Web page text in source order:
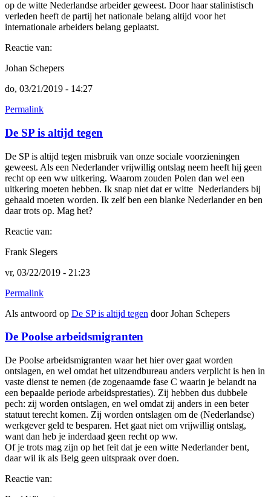
op de witte Nederlandse arbeider geweest. Door haar stalinistisch
verleden heeft de partij het nationale belang altijd voor het
internationale arbeiders belang geplaatst.
Reactie van:
Johan Schepers
do, 03/21/2019 - 14:27
Permalink
De SP is altijd tegen
De SP is altijd tegen misbruik van onze sociale voorzieningen
geweest. Als een Nederlander vrijwillig ontslag neem heeft hij geen
recht op een ww uitkering. Waarom zouden Polen dan wel een
uitkering moeten hebben. Ik snap niet dat er witte Nederlanders bij
gehaald moeten worden. Ik zelf ben een blanke Nederlander en ben
daar trots op. Mag het?
Reactie van:
Frank Slegers
vr, 03/22/2019 - 21:23
Permalink
Als antwoord op De SP is altijd tegen doorJohan Schepers
De Poolse arbeidsmigranten
De Poolse arbeidsmigranten waar het hier over gaat worden
ontslagen, en wel omdat het uitzendbureau anders verplicht is hen in
vaste dienst te nemen (de zogenaamde fase C waarin je belandt na
een bepaalde periode arbeidsprestaties). Zij hebben dus dubbele
pech: zij worden ontslagen, en wel omdat zij anders in een beter
statuut terecht komen. Zij worden ontslagen om de (Nederlandse)
werkgever geld te besparen. Het gaat niet om vrijwillig ontslag,
want dan heb je inderdaad geen recht op ww.
Of je trots mag zijn op het feit dat je een witte Nederlander bent,
daar wil ik als Belg geen uitspraak over doen.
Reactie van: